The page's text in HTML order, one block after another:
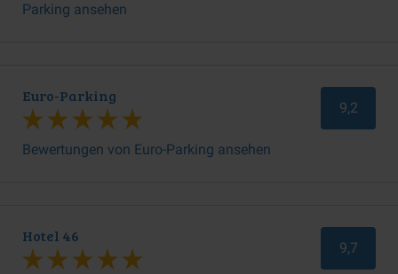
Parking ansehen
Euro-Parking
Bewertungen von Euro-Parking ansehen
9,2
Hotel 46
9,7